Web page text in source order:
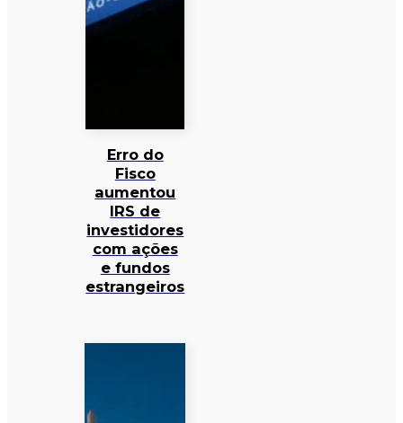
Erro do
Fisco
aumentou
IRS de
investidores
com ações
e fundos
estrangeiros